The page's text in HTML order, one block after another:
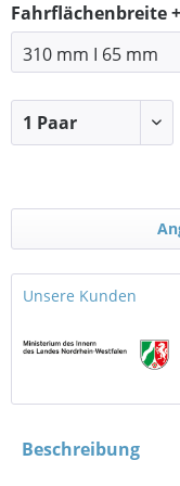
Fahrflächenbreite
Unsere Kunden
Beschreibung